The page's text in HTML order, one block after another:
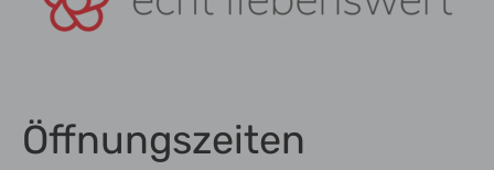
Öffnungszeiten